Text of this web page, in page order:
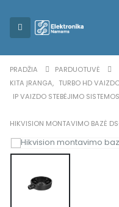
PRADŽIA
PARDUOTUVĖ
KITA ĮRANGA, TURBO HD
IP VAIZDO STEBĖJIMO SISTEMOS
HIKVISION MONTAVIMO BAZĖ